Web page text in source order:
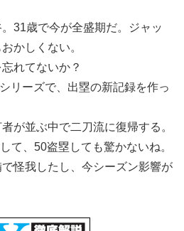
31歳で今が全盛期だ。ジャッ
かしくない。
れてないか？
リーズで、出塁の新記録を作っ
が並ぶ中で二刀流に復帰する。
て、50盗塁しても驚かないね。
怪我したし、今シーズン影響が